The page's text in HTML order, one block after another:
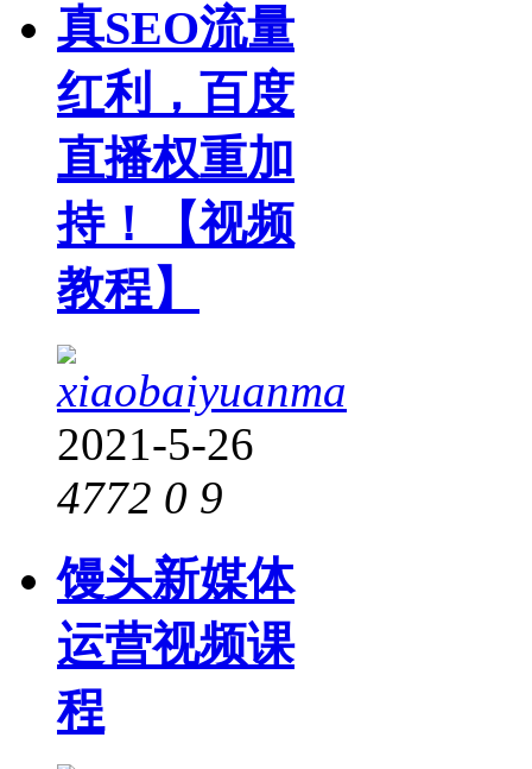
真SEO流量
红利，百度
直播权重加
持！【视频
教程】
xiaobaiyuanma
2021-5-26
4772 0 9
馒头新媒体
运营视频课
程